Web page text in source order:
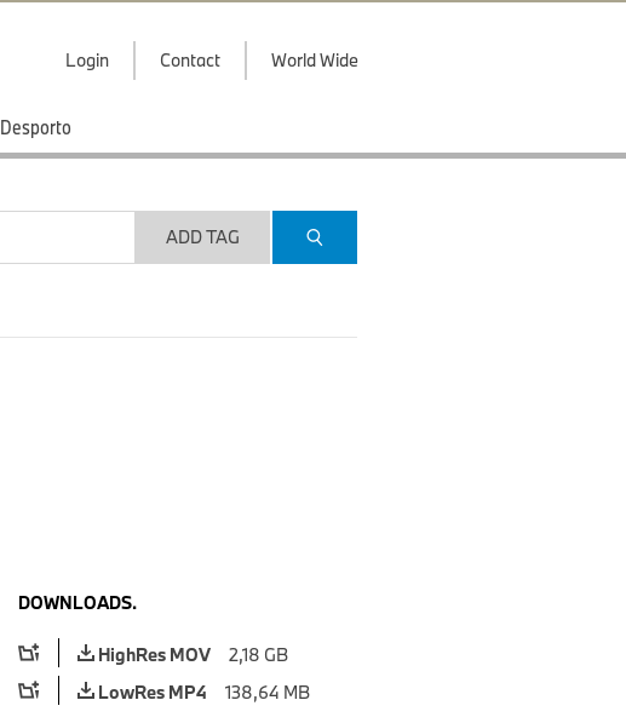
Login Contact World Wide
Desporto
ADD TAG
DOWNLOADS.
HighRes MOV
2,18 GB
LowRes MP4
138,64 MB